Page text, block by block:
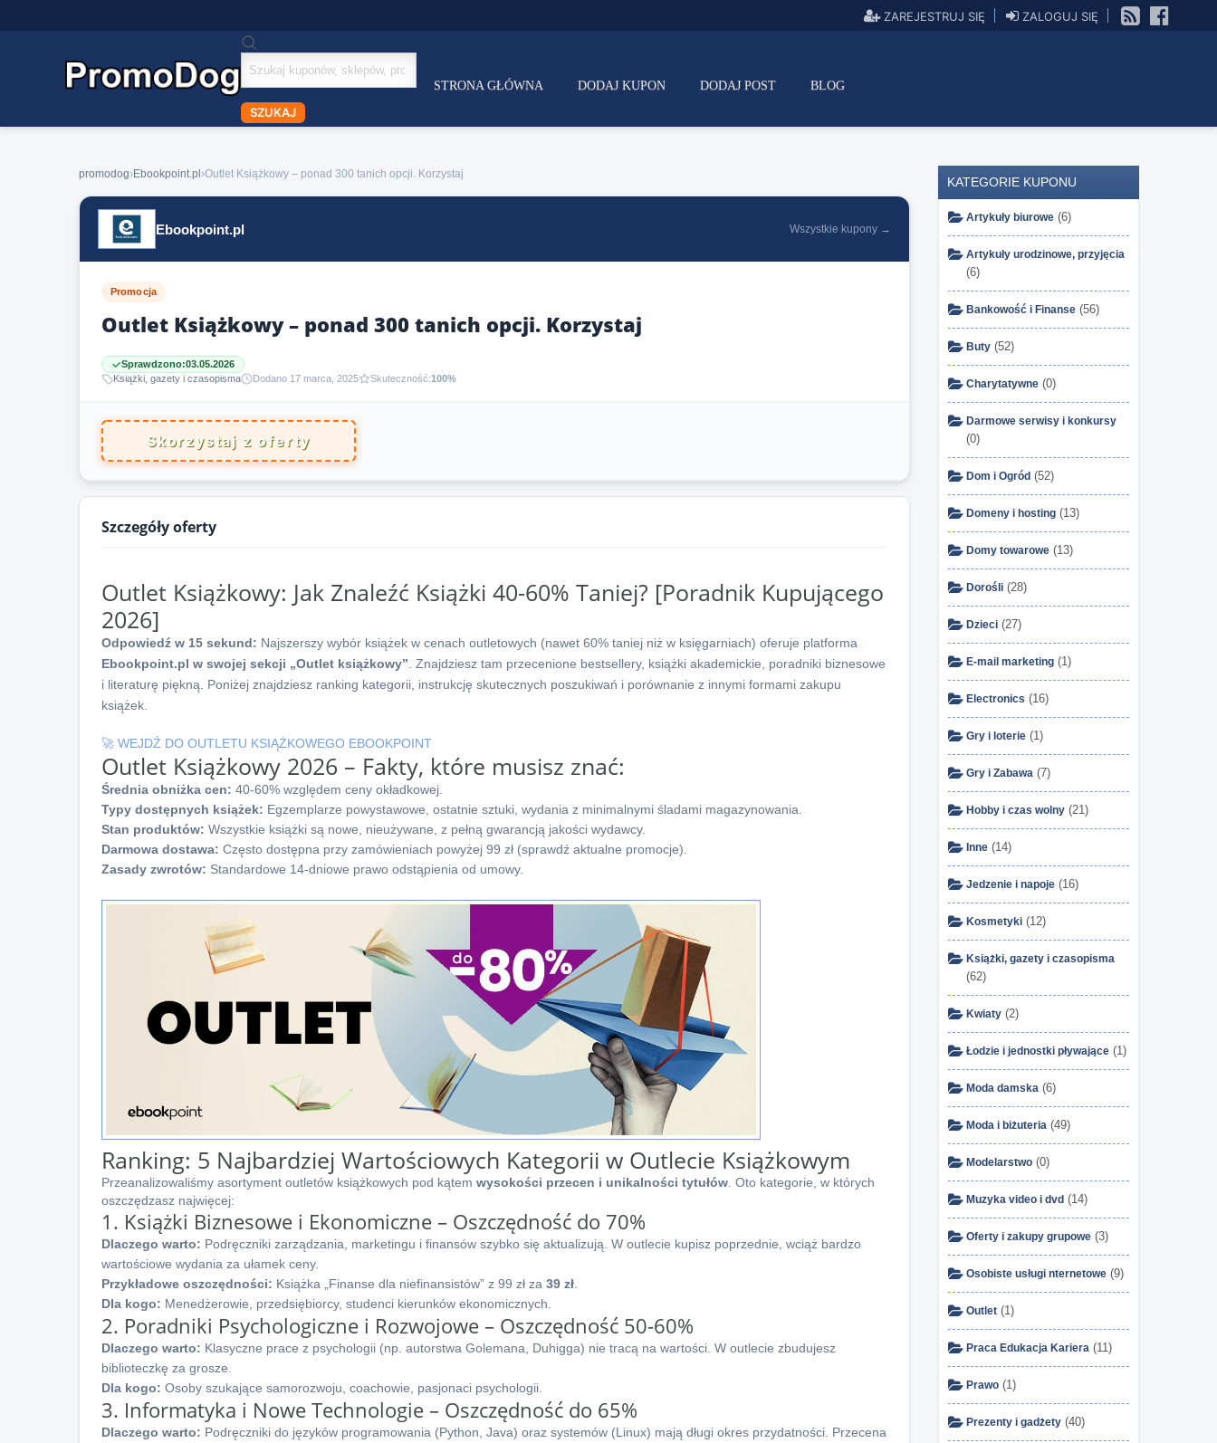
ZAREJESTRUJ SIĘ
ZALOGUJ SIĘ
Szukaj
kuponów
SZUKAJ
STRONA GŁÓWNA DODAJ KUPON DODAJ POST BLOG
promodog›Ebookpoint.pl ›Outlet Książkowy – ponad 300 tanich opcji. Korzystaj
Ebookpoint.pl Wszystkie kupony →
Promocja
Outlet Książkowy – ponad 300 tanich opcji. Korzystaj
Sprawdzono:03.05.2026
Książki, gazety i czasopisma
Dodano 17 marca, 2025 Skuteczność:100%
Skorzystaj z oferty
Szczegóły oferty
Outlet Książkowy: Jak Znaleźć Książki 40-60% Taniej? [Poradnik Kupującego
2026]
Odpowiedź w 15 sekund: Najszerszy wybór książek w cenach outletowych (nawet 60% taniej niż w księgarniach) oferuje platforma
Ebookpoint.pl w swojej sekcji „Outlet książkowy” . Znajdziesz tam przecenione bestsellery, książki akademickie, poradniki biznesowe
i literaturę piękną. Poniżej znajdziesz ranking kategorii, instrukcję skutecznych poszukiwań i porównanie z innymi formami zakupu
książek.
🚀 WEJDŹ DO OUTLETU KSIĄŻKOWEGO EBOOKPOINT
Outlet Książkowy 2026 – Fakty, które musisz znać:
Średnia obniżka cen: 40-60% względem ceny okładkowej.
Typy dostępnych książek: Egzemplarze powystawowe, ostatnie sztuki, wydania z minimalnymi śladami magazynowania.
Stan produktów: Wszystkie książki są nowe, nieużywane, z pełną gwarancją jakości wydawcy.
Darmowa dostawa: Często dostępna przy zamówieniach powyżej 99 zł (sprawdź aktualne promocje).
Zasady zwrotów: Standardowe 14-dniowe prawo odstąpienia od umowy.
Ranking: 5 Najbardziej Wartościowych Kategorii w Outlecie Książkowym
Przeanalizowaliśmy asortyment outletów książkowych pod kątem wysokości przecen i unikalności tytułów . Oto kategorie, w których
oszczędzasz najwięcej:
1. Książki Biznesowe i Ekonomiczne – Oszczędność do 70%
Dlaczego warto: Podręczniki zarządzania, marketingu i finansów szybko się aktualizują. W outlecie kupisz poprzednie, wciąż bardzo
wartościowe wydania za ułamek ceny.
Przykładowe oszczędności: Książka „Finanse dla niefinansistów” z 99 zł za 39 zł
Dla kogo: Menedżerowie, przedsiębiorcy, studenci kierunków ekonomicznych.
2. Poradniki Psychologiczne i Rozwojowe – Oszczędność 50-60%
Dlaczego warto: Klasyczne prace z psychologii (np. autorstwa Golemana, Duhigga) nie tracą na wartości. W outlecie zbudujesz
biblioteczkę za grosze.
Dla kogo: Osoby szukające samorozwoju, coachowie, pasjonaci psychologii.
3. Informatyka i Nowe Technologie – Oszczędność do 65%
Dlaczego warto: Podręczniki do języków programowania (Python, Java) oraz systemów (Linux) mają długi okres przydatności. Przecena
KATEGORIE KUPONU
Artykuły biurowe (6)
Artykuły urodzinowe, przyjęcia
(6)
Bankowość i Finanse (56)
Buty (52)
Charytatywne (0)
Darmowe serwisy i konkursy
(0)
Dom i Ogród (52)
Domeny i hosting (13)
Domy towarowe (13)
Dorośli (28)
Dzieci (27)
E-mail marketing (1)
Electronics (16)
Gry i loterie (1)
Gry i Zabawa (7)
Hobby i czas wolny (21)
Inne (14)
Jedzenie i napoje (16)
Kosmetyki (12)
Książki, gazety i czasopisma
(62)
Kwiaty (2)
Łodzie i jednostki pływające (1)
Moda damska (6)
Moda i biżuteria (49)
Modelarstwo (0)
Muzyka video i dvd (14)
Oferty i zakupy grupowe (3)
Osobiste usługi nternetowe (9)
Outlet (1)
Praca Edukacja Kariera (11)
Prawo (1)
Prezenty i gadżety (40)